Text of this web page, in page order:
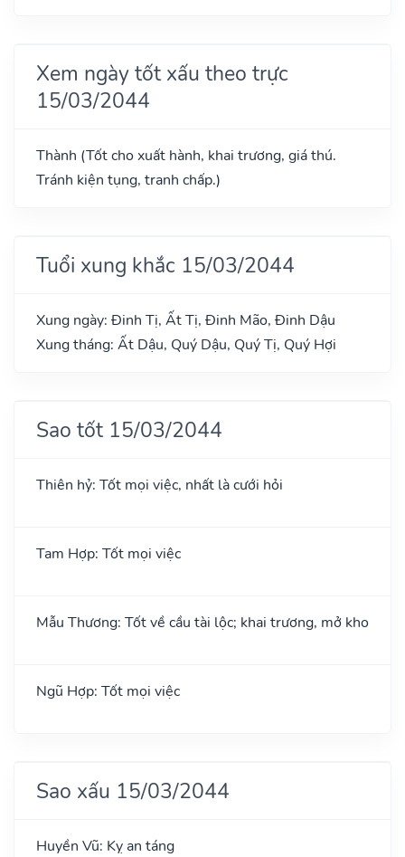
Xem ngày tốt xấu theo trực
15/03/2044
Thành (Tốt cho xuất hành, khai trương, giá thú.
Tránh kiện tụng, tranh chấp.)
Tuổi xung khắc 15/03/2044
Xung ngày: Đinh Tị, Ất Tị, Đinh Mão, Đinh Dậu
Xung tháng: Ất Dậu, Quý Dậu, Quý Tị, Quý Hợi
Sao tốt 15/03/2044
Thiên hỷ: Tốt mọi việc, nhất là cưới hỏi
Tam Hợp: Tốt mọi việc
Mẫu Thương: Tốt về cầu tài lộc; khai trương, mở kho
Ngũ Hợp: Tốt mọi việc
Sao xấu 15/03/2044
Huyền Vũ: Kỵ an táng